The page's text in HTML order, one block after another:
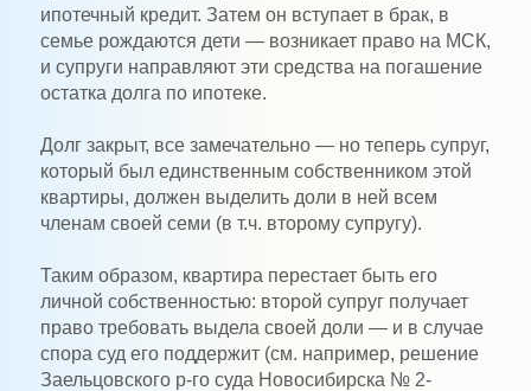
ипотечный кредит. Затем он вступает в брак, в
семье рождаются дети — возникает право на МСК,
и супруги направляют эти средства на погашение
остатка долга по ипотеке.
Долг закрыт, все замечательно — но теперь супруг,
который был единственным собственником этой
квартиры, должен выделить доли в ней всем
членам своей семи (в т.ч. второму супругу).
Таким образом, квартира перестает быть его
личной собственностью: второй супруг получает
право требовать выдела своей доли — и в случае
спора суд его поддержит (см. например, решение
Заельцовского р-го суда Новосибирска № 2-